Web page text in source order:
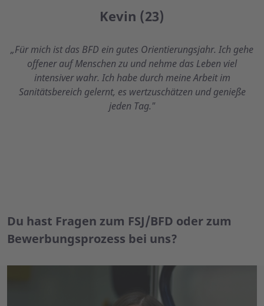
Kevin (23)
„Für mich ist das BFD ein gutes Orientierungsjahr. Ich gehe
offener auf Menschen zu und nehme das Leben viel
intensiver wahr. Ich habe durch meine Arbeit im
Sanitätsbereich gelernt, es wertzuschätzen und genieße
jeden Tag."
Du hast Fragen zum FSJ/BFD oder zum
Bewerbungsprozess bei uns?